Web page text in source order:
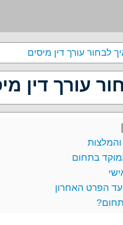
לבחור עורך דין מיסים
עורך דין
]
בתחום
עד הפרט האחרון